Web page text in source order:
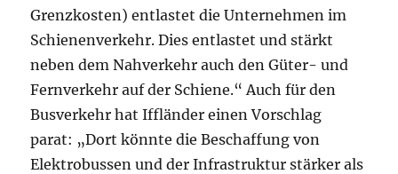
Grenzkosten) entlastet die Unternehmen im
Schienenverkehr. Dies entlastet und stärkt
neben dem Nahverkehr auch den Güter- und
Fernverkehr auf der Schiene.“ Auch für den
Busverkehr hat Iffländer einen Vorschlag
parat: „Dort könnte die Beschaffung von
Elektrobussen und der Infrastruktur stärker als